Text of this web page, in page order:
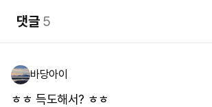
댓글5
바당아이
ㅎㅎ 득도해서? ㅎㅎ